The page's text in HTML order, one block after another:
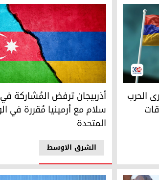
الحرب العلمان الأرميني والأذربيجاني
الشرق الاوسط
أذربيجان ترفض المُشاركة
سلام مع أرمينيا مُقررة في
المتحدة